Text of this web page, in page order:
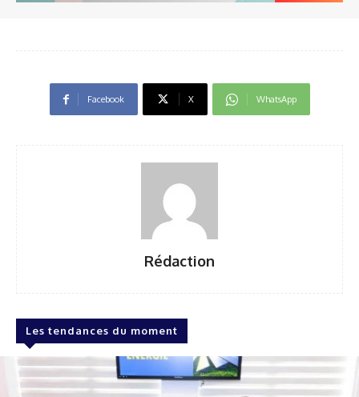
Facebook X WhatsApp
Rédaction
Les tendances du moment